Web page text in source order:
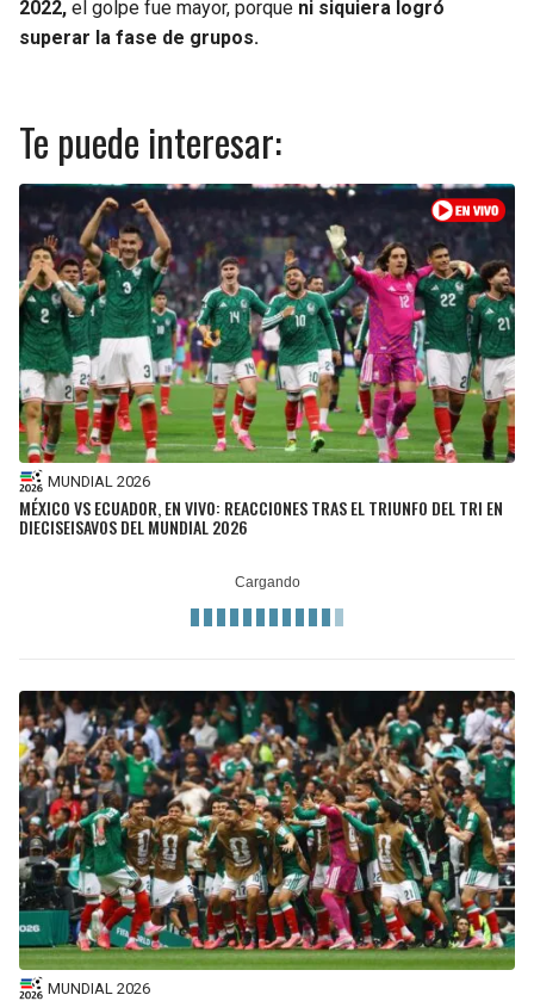
2022, el golpe fue mayor, porque ni siquiera logró
superar la fase de grupos.
Te puede interesar:
MUNDIAL 2026
MÉXICO VS ECUADOR, EN VIVO: REACCIONES TRAS EL TRIUNFO DEL TRI EN
DIECISEISAVOS DEL MUNDIAL 2026
MUNDIAL 2026